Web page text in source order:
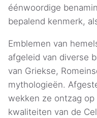
éénwoordige
bepalend kenmerk,
Emblemen van
afgeleid van diverse
van Griekse,
mythologieën.
wekken ze ontzag
kwaliteiten van de